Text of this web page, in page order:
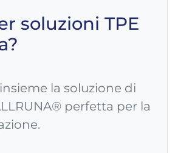
soluzioni TPE
la soluzione di
perfetta per la